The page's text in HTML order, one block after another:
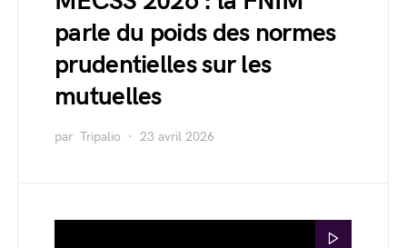
parle du poids des normes
prudentielles sur les
mutuelles
par Tripalio 23 avril 2026